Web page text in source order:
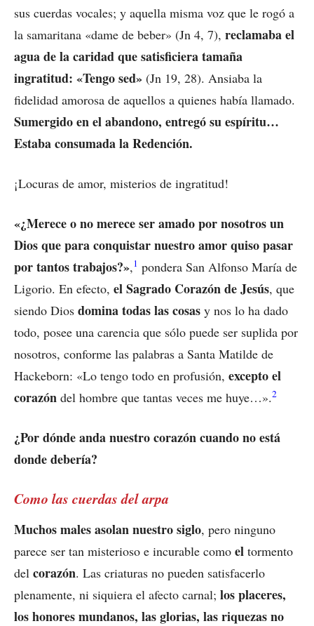
sus cuerdas vocales; y aquella misma voz que le rogó a
la samaritana «dame de beber» (Jn 4, 7), reclamaba el
agua de la caridad que satisficiera tamaña
ingratitud: «Tengo sed» (Jn 19, 28). Ansiaba la
fidelidad amorosa de aquellos a quienes había llamado.
Sumergido en el abandono, entregó su espíritu…
Estaba consumada la Redención.
¡Locuras de amor, misterios de ingratitud!
«¿Merece o no merece ser amado por nosotros un
Dios que para conquistar nuestro amor quiso pasar
por tantos trabajos?»,1 pondera San Alfonso María de
Ligorio. En efecto, el Sagrado Corazón de Jesús, que
siendo Dios domina todas las cosas y nos lo ha dado
todo, posee una carencia que sólo puede ser suplida por
nosotros, conforme las palabras a Santa Matilde de
Hackeborn: «Lo tengo todo en profusión, excepto el
corazón del hombre que tantas veces me huye…».2
¿Por dónde anda nuestro corazón cuando no está
donde debería?
Como las cuerdas del arpa
Muchos males asolan nuestro siglo, pero ninguno
parece ser tan misterioso e incurable como el tormento
del corazón. Las criaturas no pueden satisfacerlo
plenamente, ni siquiera el afecto carnal; los placeres,
los honores mundanos, las glorias, las riquezas no